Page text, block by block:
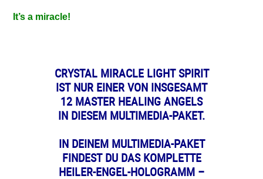
It’s a miracle!
CRYSTAL MIRACLE LIGHT SPIRIT
IST NUR EINER VON INSGESAMT
12 MASTER HEALING ANGELS
IN DIESEM MULTIMEDIA-PAKET.
IN DEINEM MULTIMEDIA-PAKET
FINDEST DU DAS KOMPLETTE
HEILER-ENGEL-HOLOGRAMM –